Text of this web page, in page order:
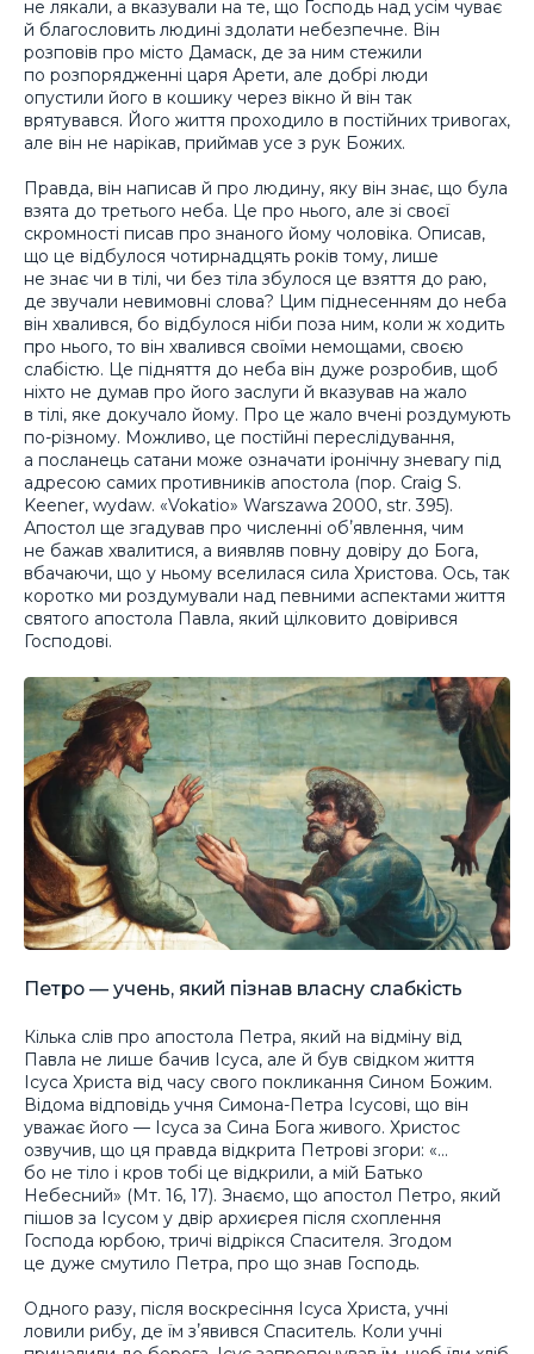
не лякали, а вказували на те, що Господь над усім чуває
й благословить людині здолати небезпечне. Він
розповів про місто Дамаск, де за ним стежили
по розпорядженні царя Арети, але добрі люди
опустили його в кошику через вікно й він так
врятувався. Його життя проходило в постійних тривогах,
але він не нарікав, приймав усе з рук Божих.
Правда, він написав й про людину, яку він знає, що була
взята до третього неба. Це про нього, але зі своєї
скромності писав про знаного йому чоловіка. Описав,
що це відбулося чотирнадцять років тому, лише
не знає чи в тілі, чи без тіла збулося це взяття до раю,
де звучали невимовні слова? Цим піднесенням до неба
він хвалився, бо відбулося ніби поза ним, коли ж ходить
про нього, то він хвалився своїми немощами, своєю
слабістю. Це підняття до неба він дуже розробив, щоб
ніхто не думав про його заслуги й вказував на жало
в тілі, яке докучало йому. Про це жало вчені роздумують
по-різному. Можливо, це постійні переслідування,
а посланець сатани може означати іронічну зневагу під
адресою самих противників апостола (пор. Craig S.
Keener, wydaw. «Vokatio» Warszawa 2000, str. 395).
Апостол ще згадував про численні обʼявлення, чим
не бажав хвалитися, а виявляв повну довіру до Бога,
вбачаючи, що у ньому вселилася сила Христова. Ось, так
коротко ми роздумували над певними аспектами життя
святого апостола Павла, який цілковито довірився
Господові.
Петро — учень, який пізнав власну слабкість
Кілька слів про апостола Петра, який на відміну від
Павла не лише бачив Ісуса, але й був свідком життя
Ісуса Христа від часу свого покликання Сином Божим.
Відома відповідь учня Симона-Петра Ісусові, що він
уважає його — Ісуса за Сина Бога живого. Христос
озвучив, що ця правда відкрита Петрові згори: «…
бо не тіло і кров тобі це відкрили, а мій Батько
Небесний» (Мт. 16, 17). Знаємо, що апостол Петро, який
пішов за Ісусом у двір архиєрея після схоплення
Господа юрбою, тричі відрікся Спасителя. Згодом
це дуже смутило Петра, про що знав Господь.
Одного разу, після воскресіння Ісуса Христа, учні
ловили рибу, де їм зʼявився Спаситель. Коли учні